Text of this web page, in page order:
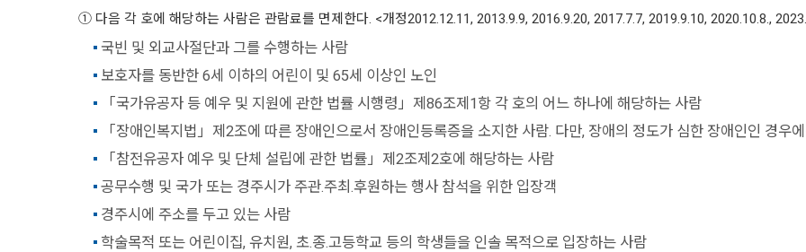
① 다음 각 호에 해당하는 사람은 관람료를 면제한다. <개정2012.12.11, 2013.9.9, 2016.9.20, 2017.7.7, 2019.9.10, 2020.10.8.,
국빈 및 외교사절단과 그를 수행하는 사람
보호자를 동반한 6세 이하의 어린이 및 65세 이상인 노인
「국가유공자 등 예우 및 지원에 관한 법률 시행령」제86조제1항 각 호의 어느 하나에 해당하는 사람
「장애인복지법」제2조에 따른 장애인으로서 장애인등록증을 소지한 사람. 다만, 장애의 정도가 심한 장애인인 경우
「참전유공자 예우 및 단체 설립에 관한 법률」제2조제2호에 해당하는 사람
공무수행 및 국가 또는 경주시가 주관.주최.후원하는 행사 참석을 위한 입장객
경주시에 주소를 두고 있는 사람
학술목적 또는 어린이집, 유치원, 초.종.고등학교 등의 학생들을 인솔 목적으로 입장하는 사람